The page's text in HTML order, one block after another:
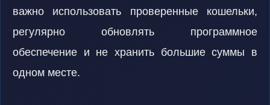
важно использовать проверенные кошельки,
регулярно обновлять программное
обеспечение и не хранить большие суммы в
одном месте.